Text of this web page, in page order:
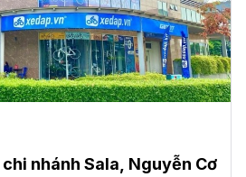
nhánh Sala, Nguyễn Cơ